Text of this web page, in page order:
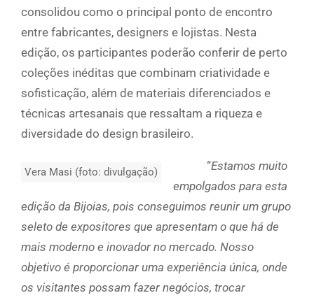
consolidou como o principal ponto de encontro
entre fabricantes, designers e lojistas. Nesta
edição, os participantes poderão conferir de perto
coleções inéditas que combinam criatividade e
sofisticação, além de materiais diferenciados e
técnicas artesanais que ressaltam a riqueza e
diversidade do design brasileiro.
Vera Masi (foto: divulgação) “Estamos muito
empolgados para esta
edição da Bijoias, pois conseguimos reunir um grupo
seleto de expositores que apresentam o que há de
mais moderno e inovador no mercado. Nosso
objetivo é proporcionar uma experiência única, onde
os visitantes possam fazer negócios, trocar